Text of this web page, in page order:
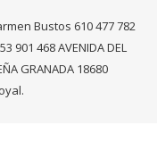
Bustos 610 477 782
901 468 AVENIDA DEL
GRANADA 18680
.